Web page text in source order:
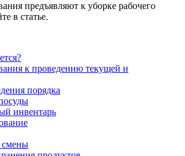
предъявляют к уборке рабочего
в статье.
к проведению текущей и
порядка
инвентарь
смены